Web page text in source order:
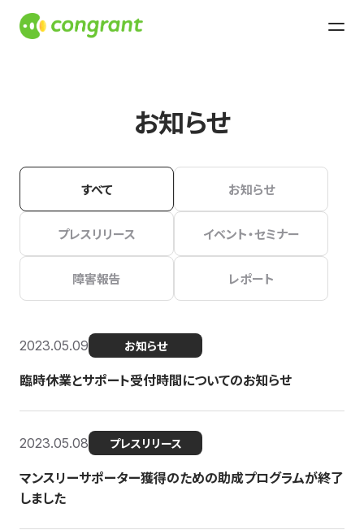
お知らせ
すべて お知らせ
プレスリリース イベント・セミナー
障害報告 レポート
2023.05.09 お知らせ
臨時休業とサポート受付時間についてのお知らせ
2023.05.08 プレスリリース
マンスリーサポーター獲得のための助成プログラムが終了
しました